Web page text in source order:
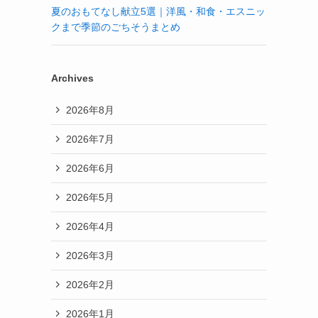
夏のおもてなし献立5選｜洋風・和食・エスニッ
クまで季節のごちそうまとめ
Archives
2026年8月
2026年7月
2026年6月
2026年5月
2026年4月
2026年3月
2026年2月
2026年1月